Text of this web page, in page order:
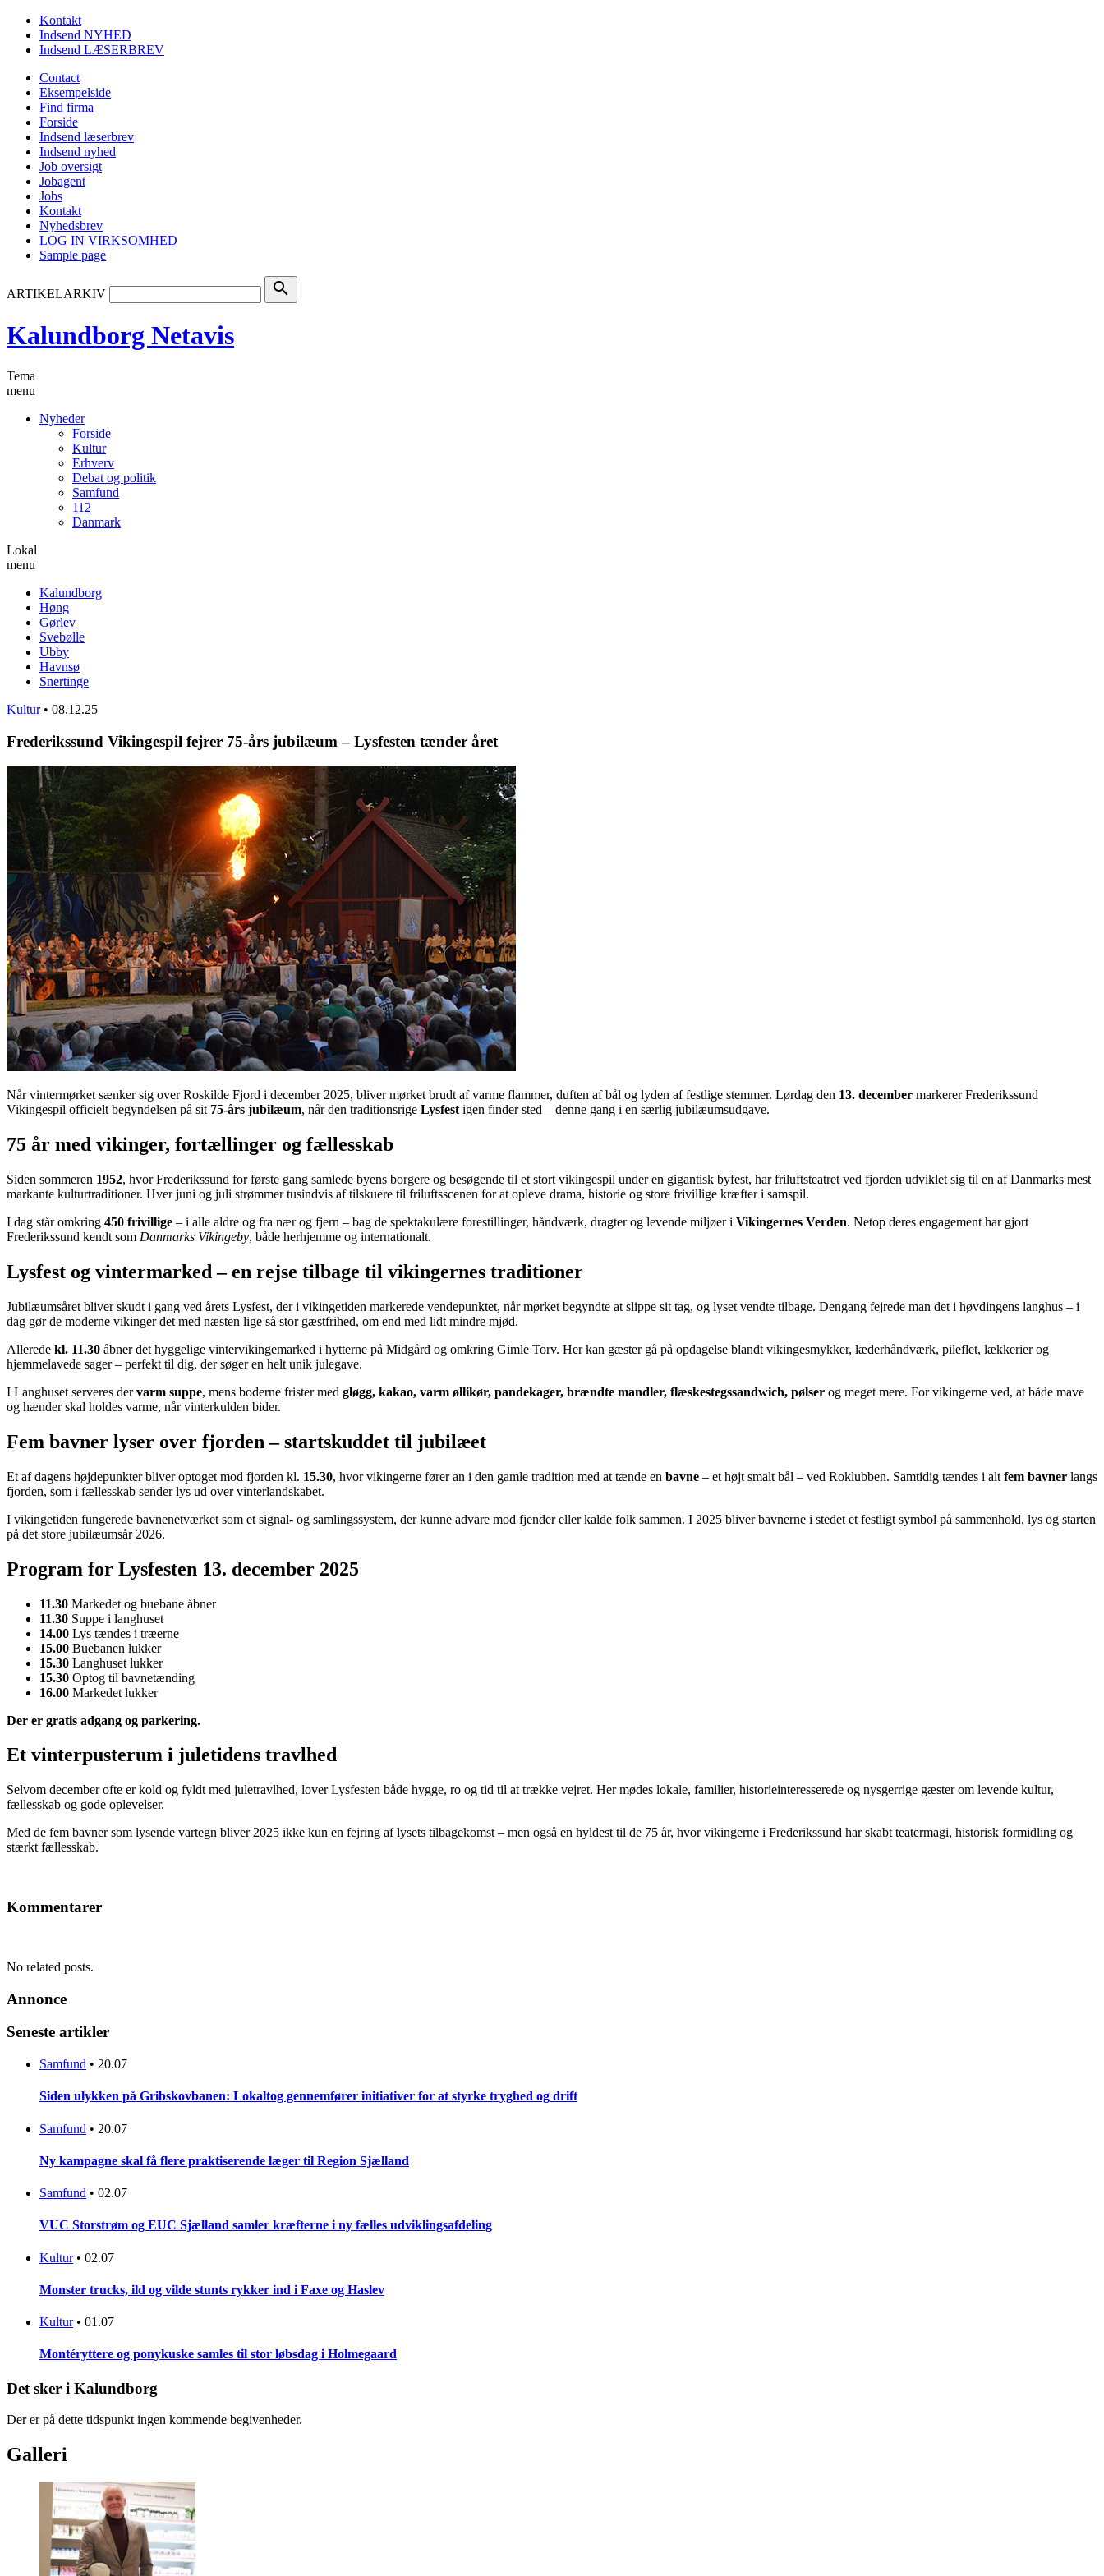
Kontakt
Indsend NYHED
Indsend LÆSERBREV
Contact
Eksempelside
Find firma
Forside
Indsend læserbrev
Indsend nyhed
Job oversigt
Jobagent
Jobs
Kontakt
Nyhedsbrev
LOG IN VIRKSOMHED
Sample page
ARTIKELARKIV search
Kalundborg Netavis
Tema
menu
Nyheder
Forside
Kultur
Erhverv
Debat og politik
Samfund
112
Danmark
Lokal
menu
Kalundborg
Høng
Gørlev
Svebølle
Ubby
Havnsø
Snertinge
Kultur • 08.12.25
Frederikssund Vikingespil fejrer 75-års jubilæum – Lysfesten tænder året
Når vintermørket sænker sig over Roskilde Fjord i december 2025, bliver mørket brudt af varme flammer, duften af bål og lyden af festlige stemmer. Lørdag den 13. december markerer Frederikssund
Vikingespil officielt begyndelsen på sit 75-års jubilæum, når den traditionsrige Lysfest igen finder sted – denne gang i en særlig jubilæumsudgave.
75 år med vikinger, fortællinger og fællesskab
Siden sommeren 1952, hvor Frederikssund for første gang samlede byens borgere og besøgende til et stort vikingespil under en gigantisk byfest, har friluftsteatret ved fjorden udviklet sig til en af Danmarks mest
markante kulturtraditioner. Hver juni og juli strømmer tusindvis af tilskuere til friluftsscenen for at opleve drama, historie og store frivillige kræfter i samspil.
I dag står omkring 450 frivillige – i alle aldre og fra nær og fjern – bag de spektakulære forestillinger, håndværk, dragter og levende miljøer i Vikingernes Verden. Netop deres engagement har gjort
Frederikssund kendt som Danmarks Vikingeby, både herhjemme og internationalt.
Lysfest og vintermarked – en rejse tilbage til vikingernes traditioner
Jubilæumsåret bliver skudt i gang ved årets Lysfest, der i vikingetiden markerede vendepunktet, når mørket begyndte at slippe sit tag, og lyset vendte tilbage. Dengang fejrede man det i høvdingens langhus – i
dag gør de moderne vikinger det med næsten lige så stor gæstfrihed, om end med lidt mindre mjød.
Allerede kl. 11.30 åbner det hyggelige vintervikingemarked i hytterne på Midgård og omkring Gimle Torv. Her kan gæster gå på opdagelse blandt vikingesmykker, læderhåndværk, pileflet, lækkerier og
hjemmelavede sager – perfekt til dig, der søger en helt unik julegave.
I Langhuset serveres dervarm suppe, mens boderne frister med gløgg, kakao, varm øllikør, pandekager, brændte mandler, flæskestegssandwich, pølser og meget mere. For vikingerne ved, at både mave
og hænder skal holdes varme, når vinterkulden bider.
Fem bavner lyser over fjorden – startskuddet til jubilæet
Et af dagens højdepunkter bliver optoget mod fjorden kl. 15.30, hvor vikingerne fører an i den gamle tradition med at tænde en bavne – et højt smalt bål – ved Roklubben. Samtidig tændes i alt fem bavner langs
fjorden, som i fællesskab sender lys ud over vinterlandskabet.
I vikingetiden fungerede bavnenetværket som et signal- og samlingssystem, der kunne advare mod fjender eller kalde folk sammen. I 2025 bliver bavnerne i stedet et festligt symbol på sammenhold, lys og starten
på det store jubilæumsår 2026.
Program for Lysfesten 13. december 2025
11.30 Markedet og buebane åbner
11.30 Suppe i langhuset
14.00 Lys tændes i træerne
15.00 Buebanen lukker
15.30 Langhuset lukker
15.30 Optog til bavnetænding
16.00 Markedet lukker
Der er gratis adgang og parkering.
Et vinterpusterum i juletidens travlhed
Selvom december ofte er kold og fyldt med juletravlhed, lover Lysfesten både hygge, ro og tid til at trække vejret. Her mødes lokale, familier, historieinteresserede og nysgerrige gæster om levende kultur,
fællesskab og gode oplevelser.
Med de fem bavner som lysende vartegn bliver 2025 ikke kun en fejring af lysets tilbagekomst – men også en hyldest til de 75 år, hvor vikingerne i Frederikssund har skabt teatermagi, historisk formidling og
stærkt fællesskab.
Kommentarer
No related posts.
Annonce
Seneste artikler
Samfund • 20.07
Siden ulykken på Gribskovbanen: Lokaltog gennemfører initiativer for at styrke tryghed og drift
Samfund • 20.07
Ny kampagne skal få flere praktiserende læger til Region Sjælland
Samfund • 02.07
VUC Storstrøm og EUC Sjælland samler kræfterne i ny fælles udviklingsafdeling
Kultur • 02.07
Monster trucks, ild og vilde stunts rykker ind i Faxe og Haslev
Kultur • 01.07
Montéryttere og ponykuske samles til stor løbsdag i Holmegaard
Det sker i Kalundborg
Der er på dette tidspunkt ingen kommende begivenheder.
Galleri